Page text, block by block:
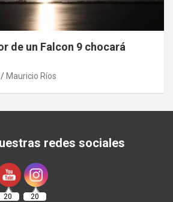
de un Falcon 9 chocará
Mauricio Ríos
redes sociales
20 20